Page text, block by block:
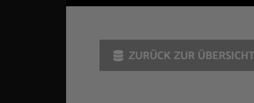
ZURÜCK ZUR ÜBERSICHT